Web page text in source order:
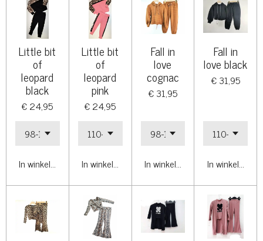
Little bit
of
leopard
black
€ 24,95
In winkelwagen
Little bit
of
leopard
pink
€ 24,95
In winkelwagen
Fall in
love
cognac
€ 31,95
In winkelwagen
Fall in
love black
€ 31,95
In winkelwagen